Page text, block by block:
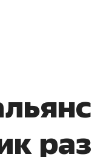
бизнес может
минимум